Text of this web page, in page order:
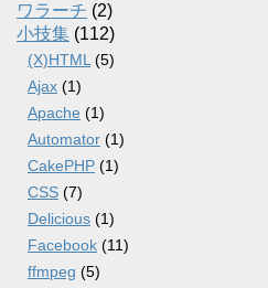
ワラーチ (2)
小技集 (112)
(X)HTML (5)
Ajax (1)
Apache (1)
Automator (1)
CakePHP (1)
CSS (7)
Delicious (1)
Facebook (11)
ffmpeg (5)